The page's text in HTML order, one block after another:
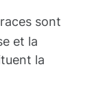
sont
et la
la